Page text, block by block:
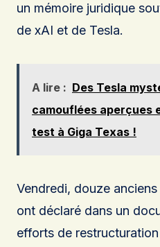
un mémoire juridique
de xAI et de Tesla.
A lire : Des Tesla
camouflées aperçues
test à Giga Texas !
Vendredi, douze
ont déclaré dans un
efforts de restructuration